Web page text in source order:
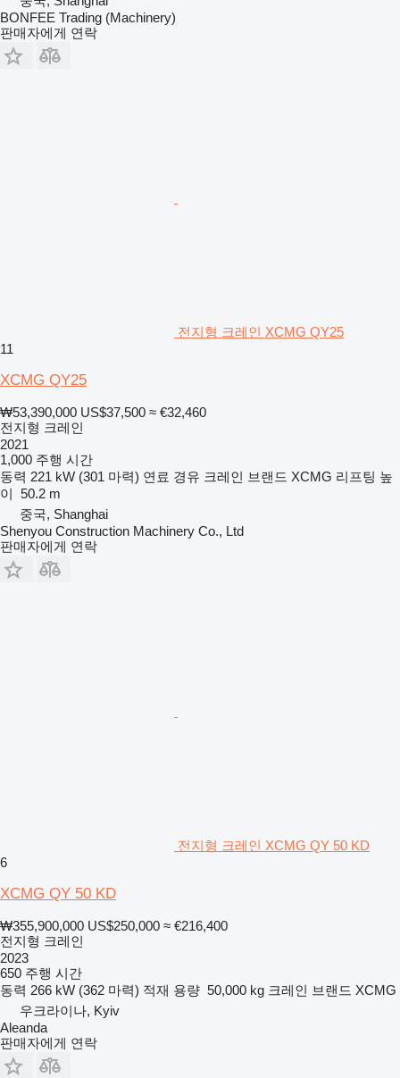
BONFEE Trading (Machinery)
판매자에게 연락
전지형 크레인 XCMG QY25
11
XCMG QY25
₩53,390,000 US$37,500 ≈ €32,460
전지형 크레인
2021
1,000 주행 시간
동력 221 kW (301 마력) 연료 경유 크레인 브랜드 XCMG 리프팅 높
이 50.2 m
중국, Shanghai
Shenyou Construction Machinery Co., Ltd
판매자에게 연락
전지형 크레인 XCMG QY 50 KD
6
XCMG QY 50 KD
₩355,900,000 US$250,000 ≈ €216,400
전지형 크레인
2023
650 주행 시간
동력 266 kW (362 마력) 적재 용량 50,000 kg 크레인 브랜드 XCMG
우크라이나, Kyiv
Aleanda
판매자에게 연락